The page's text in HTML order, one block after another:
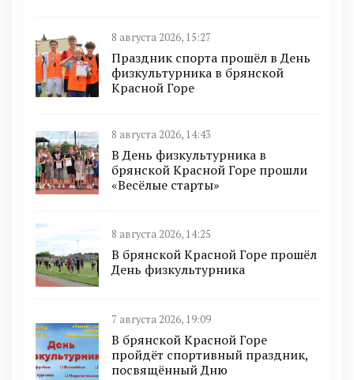
8 августа 2026, 15:27
Праздник спорта прошёл в День
физкультурника в брянской
Красной Горе
8 августа 2026, 14:43
В День физкультурника в
брянской Красной Горе прошли
«Весёлые старты»
8 августа 2026, 14:25
В брянской Красной Горе прошёл
День физкультурника
7 августа 2026, 19:09
В брянской Красной Горе
пройдёт спортивный праздник,
посвящённый Дню